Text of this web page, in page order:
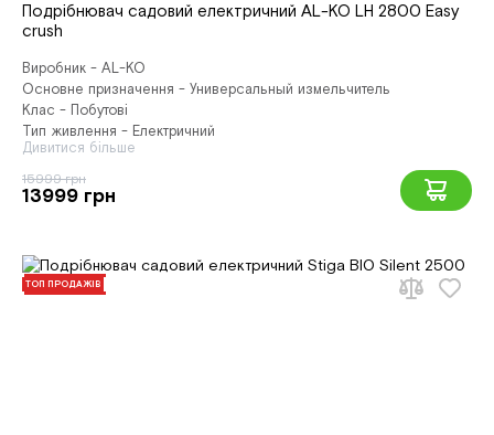
Подрібнювач садовий електричний AL-KO LH 2800 Easy
crush
Виробник - AL-KO
Основне призначення - Универсальный измельчитель
Клас - Побутові
Тип живлення - Електричний
Дивитися більше
15999 грн
13999 грн
ТОП ПРОДАЖІВ